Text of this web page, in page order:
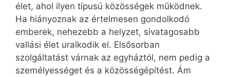
élet, ahol ilyen típusú közösségek működnek.
Ha hiányoznak az értelmesen gondolkodó
emberek, nehezebb a helyzet, sivatagosabb
vallási élet uralkodik el. Elsősorban
szolgáltatást várnak az egyháztól, nem pedig a
személyességet és a közösségépítést. Ám